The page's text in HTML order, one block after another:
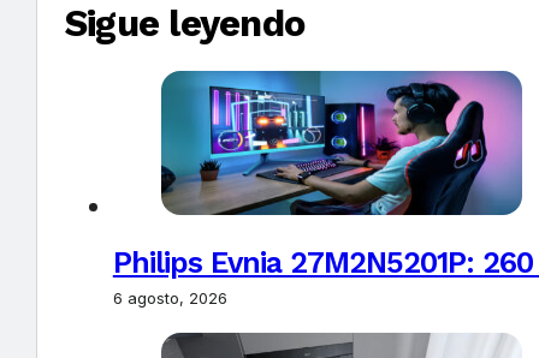
Sigue leyendo
Philips Evnia 27M2N5201P:
6 agosto, 2026